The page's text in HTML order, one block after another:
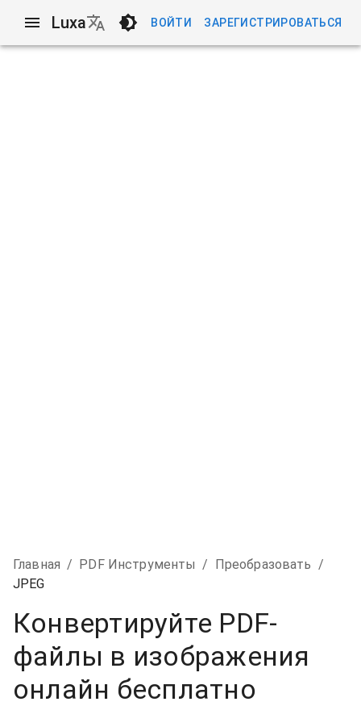
Luxa ВОЙТИ ЗАРЕГИСТРИРОВАТЬСЯ
Главная / PDF Инструменты / Преобразовать /
JPEG
Конвертируйте PDF-
файлы в изображения
онлайн бесплатно